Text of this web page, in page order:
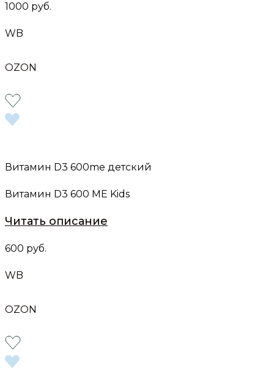
1000 руб.
WB
OZON
Витамин D3 600me детский
Витамин D3 600 МЕ Kids
Читать описание
600 руб.
WB
OZON